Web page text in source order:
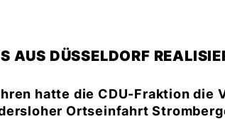
AUS DÜSSELDORF
hatte die CDU-Fraktion die
Ortseinfahrt